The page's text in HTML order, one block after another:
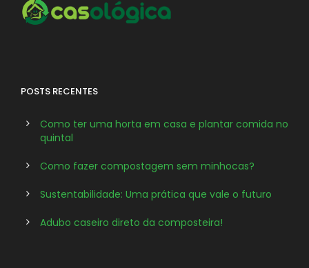
POSTS RECENTES
Como ter uma horta em casa e plantar comida no
quintal
Como fazer compostagem sem minhocas?
Sustentabilidade: Uma prática que vale o futuro
Adubo caseiro direto da composteira!